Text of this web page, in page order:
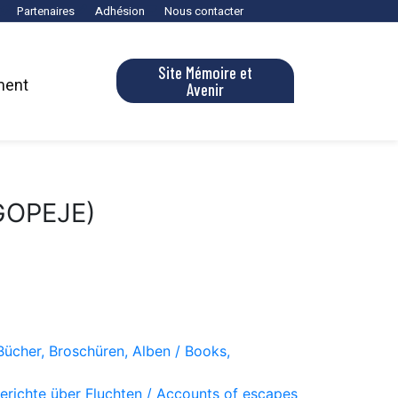
Partenaires Adhésion Nous contacter
Site Mémoire et
Avenir
Broschüren, Alben / Books,
über Fluchten / Accounts of escapes